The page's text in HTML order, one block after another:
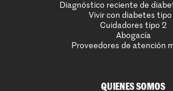
Diagnóstico reciente de
Vivir con diabetes tipo
Cuidadores tipo 2
Abogacía
Proveedores de atención
QUIENES SOMOS